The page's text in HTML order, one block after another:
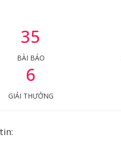
35
BÀI BÁO
6
GIẢI THƯỞNG